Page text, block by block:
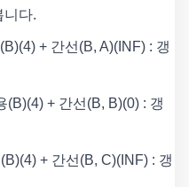
니다.
+ 간선(B, A)(INF) : 갱
+ 간선(B, B)(0) : 갱
+ 간선(B, C)(INF) : 갱